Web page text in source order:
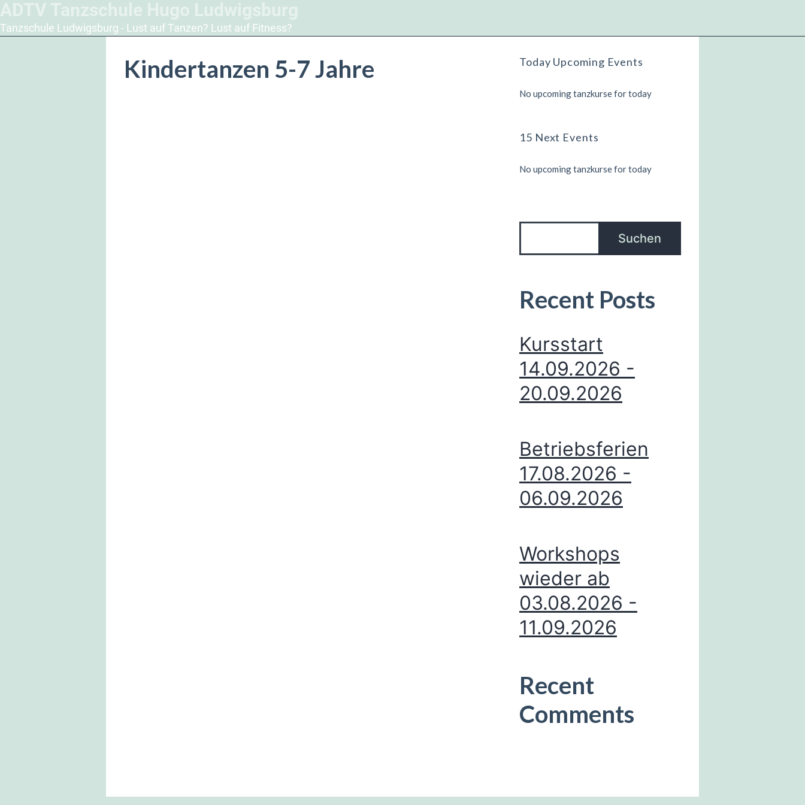
Tanzschule Ludwigsburg - Lust auf Tanzen? Lust auf Fitness?
Kindertanzen 5-7 Jahre Today Upcoming Events
No upcoming tanzkurse for today
15 Next Events
No upcoming tanzkurse for today
Suchen
Recent Posts
Kursstart
14.09.2026 -
20.09.2026
Betriebsferien
17.08.2026 -
06.09.2026
Workshops
wieder ab
03.08.2026 -
11.09.2026
Recent
Comments